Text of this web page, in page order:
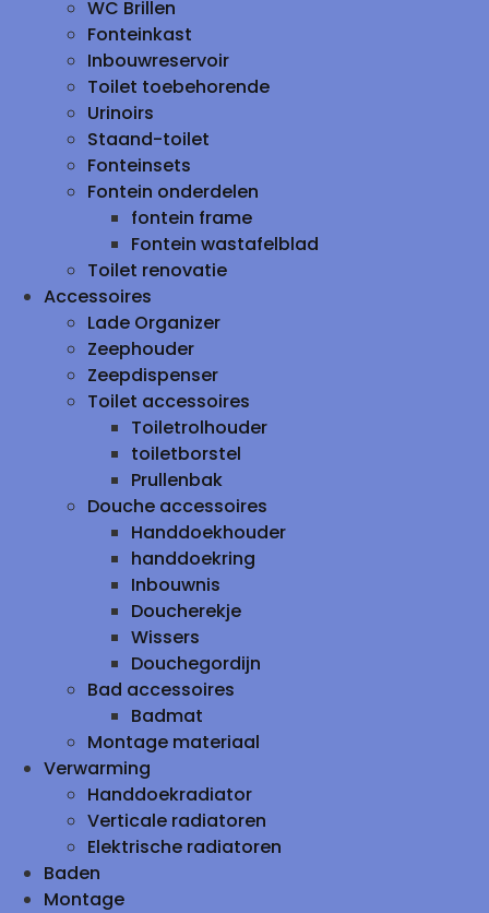
WC Brillen
Fonteinkast
Inbouwreservoir
Toilet toebehorende
Urinoirs
Staand-toilet
Fonteinsets
Fontein onderdelen
fontein frame
Fontein wastafelblad
Toilet renovatie
Accessoires
Lade Organizer
Zeephouder
Zeepdispenser
Toilet accessoires
Toiletrolhouder
toiletborstel
Prullenbak
Douche accessoires
Handdoekhouder
handdoekring
Inbouwnis
Doucherekje
Wissers
Douchegordijn
Bad accessoires
Badmat
Montage materiaal
Verwarming
Handdoekradiator
Verticale radiatoren
Elektrische radiatoren
Baden
Montage